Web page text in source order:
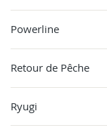
Powerline
Retour de Pêche
Ryugi